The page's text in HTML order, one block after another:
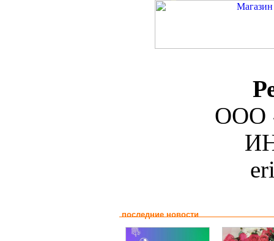
ООО
последние новости